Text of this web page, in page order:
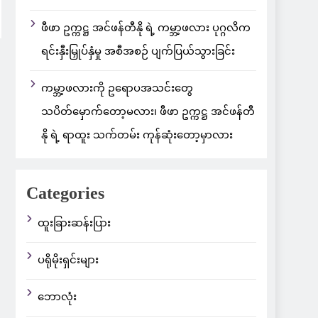
ဖီဖာ ဥက္ကဋ္ဌ အင်ဖန်တီနို ရဲ့ ကမ္ဘာ့ဖလား ပုဂ္ဂလိက
ရင်းနှီးမြှုပ်နှံမှု အစီအစဉ် ပျက်ပြယ်သွားခြင်း
ကမ္ဘာ့ဖလားကို ဥရောပအသင်းတွေ
သပိတ်မှောက်တော့မလား၊ ဖီဖာ ဥက္ကဋ္ဌ အင်ဖန်တီ
နို ရဲ့ ရာထူး သက်တမ်း ကုန်ဆုံးတော့မှာလား
Categories
ထူးခြားဆန်းပြား
ပရိုမိုးရှင်းများ
ဘောလုံး